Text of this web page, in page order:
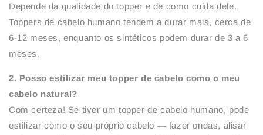
Depende da qualidade do topper e de como cuida dele.
Toppers de cabelo humano tendem a durar mais, cerca de
6-12 meses, enquanto os sintéticos podem durar de 3 a 6
meses.
2. Posso estilizar meu topper de cabelo como o meu
cabelo natural?
Com certeza! Se tiver um topper de cabelo humano, pode
estilizar como o seu próprio cabelo — fazer ondas, alisar